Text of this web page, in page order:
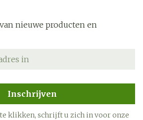
nieuwe producten en
Inschrijven
klikken, schrijft u zich in voor onze